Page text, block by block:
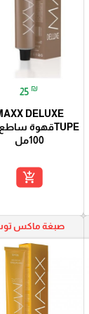
25 ₪
DELUXE
100مل
add_shopping_cart
صبغة ماكس